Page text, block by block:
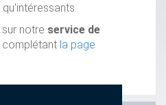
notre service de
complétant la page